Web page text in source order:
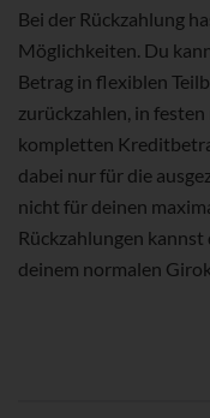
Bei der Rückzahlung
Möglichkeiten. Du
Betrag in flexiblen
zurückzahlen, in
kompletten
dabei nur für die
nicht für deinen
Rückzahlungen
deinem normalen